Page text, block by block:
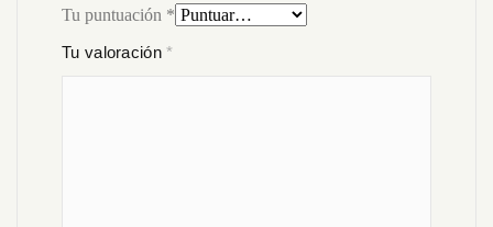
Tu puntuación *
Tu valoración*